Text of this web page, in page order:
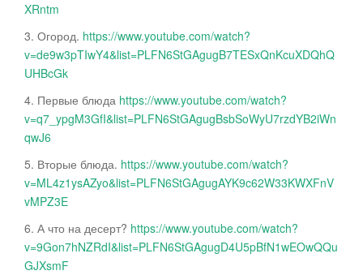
XRntm
3. Огород. https://www.youtube.com/watch?
v=de9w3pTIwY4&list=PLFN6StGAgugB7TESxQnKcuXDQhQ
UHBcGk
4. Первые блюда https://www.youtube.com/watch?
v=q7_ypgM3GfI&list=PLFN6StGAgugBsbSoWyU7rzdYB2iWn
qwJ6
5. Вторые блюда. https://www.youtube.com/watch?
v=ML4z1ysAZyo&list=PLFN6StGAgugAYK9c62W33KWXFnV
vMPZ3E
6. А что на десерт? https://www.youtube.com/watch?
v=9Gon7hNZRdI&list=PLFN6StGAgugD4U5pBfN1wEOwQQu
GJXsmF